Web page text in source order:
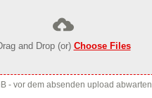
and Drop (or) Choose Files
- vor dem absenden upload abwarten